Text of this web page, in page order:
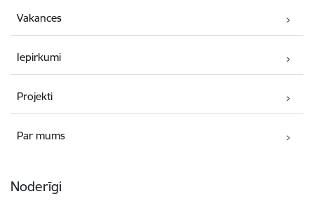
Vakances
Iepirkumi
Projekti
Par mums
Noderīgi